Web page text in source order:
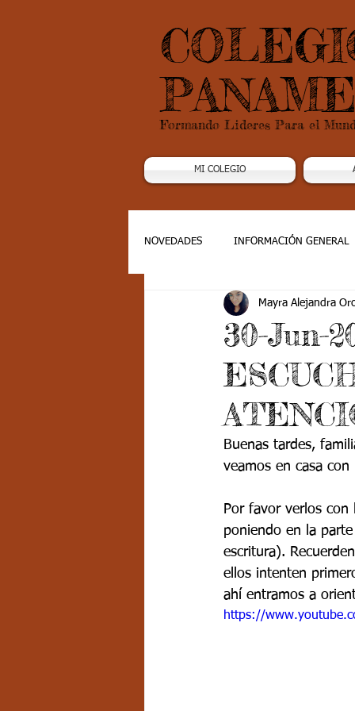
Formando Lideres Para el
MI COLEGIO
NOVEDADES INFORMACIÓN GENERAL
Grado 2 Grado 3
Grado 8 Grado
30-Jun-
Mayra Alejandra
Buenas tardes,
veamos en casa
Por favor verlos
poniendo en la
escritura).
ellos intenten
ahí entramos a
https://